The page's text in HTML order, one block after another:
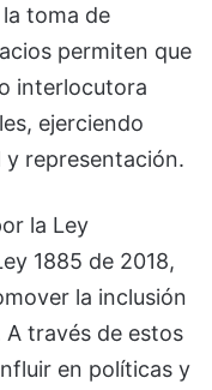
toma de
permiten que
interlocutora
ejerciendo
representación.
la Ley
1885 de 2018,
la inclusión
través de estos
en políticas y